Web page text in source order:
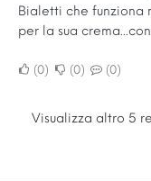
Bialetti che funziona
per la sua
0 0 0
Visualizza altro 5